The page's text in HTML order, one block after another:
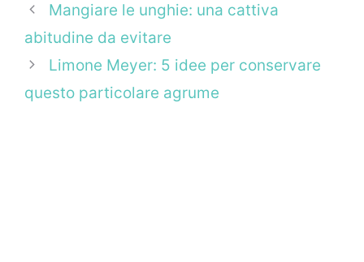
Mangiare le unghie: una cattiva
abitudine da evitare
Limone Meyer: 5 idee per conservare
questo particolare agrume